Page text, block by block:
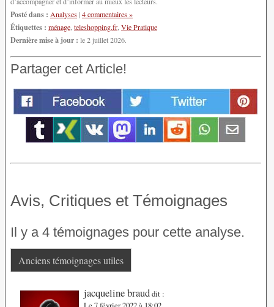
Posté dans : Analyses|4 commentaires »
Étiquettes : ménage,teleshopping.fr,Vie Pratique
Dernière mise à jour : le 2 juillet 2026.
Partager cet Article!
Avis, Critiques et Témoignages
Il y a 4 témoignages pour cette analyse.
Anciens témoignages utiles
jacqueline brauddit :